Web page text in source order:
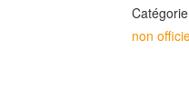
non